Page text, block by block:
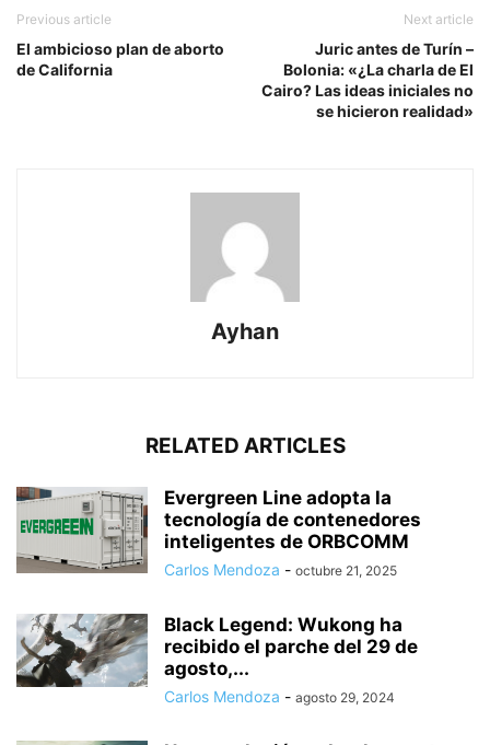
Previous article
El ambicioso plan de aborto
de California
Next article
Juric antes de Turín –
Bolonia: «¿La charla de El
Cairo? Las ideas iniciales no
se hicieron realidad»
Ayhan
RELATED ARTICLES
Evergreen Line adopta la
tecnología de contenedores
inteligentes de ORBCOMM
Carlos Mendoza - octubre 21, 2025
Black Legend: Wukong ha
recibido el parche del 29 de
agosto,...
Carlos Mendoza - agosto 29, 2024